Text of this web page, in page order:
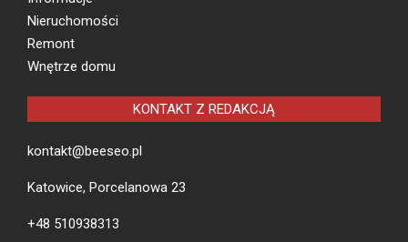
Nieruchomości
Remont
Wnętrze domu
KONTAKT Z REDAKCJĄ
kontakt@beeseo.pl
Katowice, Porcelanowa 23
+48 510938313